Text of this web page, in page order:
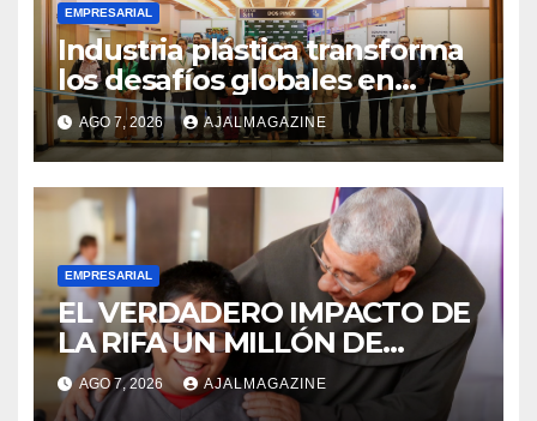
EMPRESARIAL
Industria plástica transforma
los desafíos globales en
innovación y nuevas
oportunidades de negocio
AGO 7, 2026 AJALMAGAZINE
EMPRESARIAL
EL VERDADERO IMPACTO DE
LA RIFA UN MILLÓN DE
AMIGOS HOY POR TI,
MAÑANA POR MÍ
AGO 7, 2026 AJALMAGAZINE